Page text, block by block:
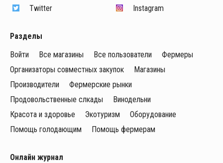
Twitter
Instagram
Разделы
Войти
Все магазины Все пользователи
Фермеры
Организаторы совместных закупок
Магазины
Производители
Фермерские рынки
Продовольственные слкады
Винодельни
Красота и здоровье
Экотуризм
Оборудование
Помощь голодающим
Помощь фермерам
Онлайн журнал